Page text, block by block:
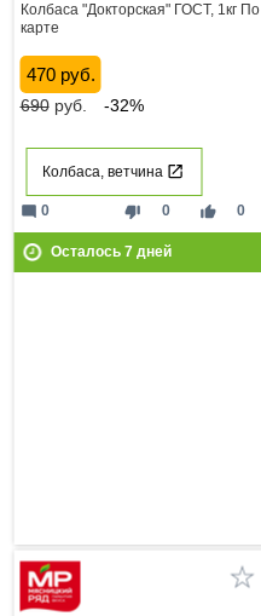
Колбаса "Докторская" ГОСТ, 1кг По
карте
470 руб.
690руб. -32%
Колбаса, ветчина
thumb_down 0 thumb_up 0
mode_comment 0
Осталось 7дней